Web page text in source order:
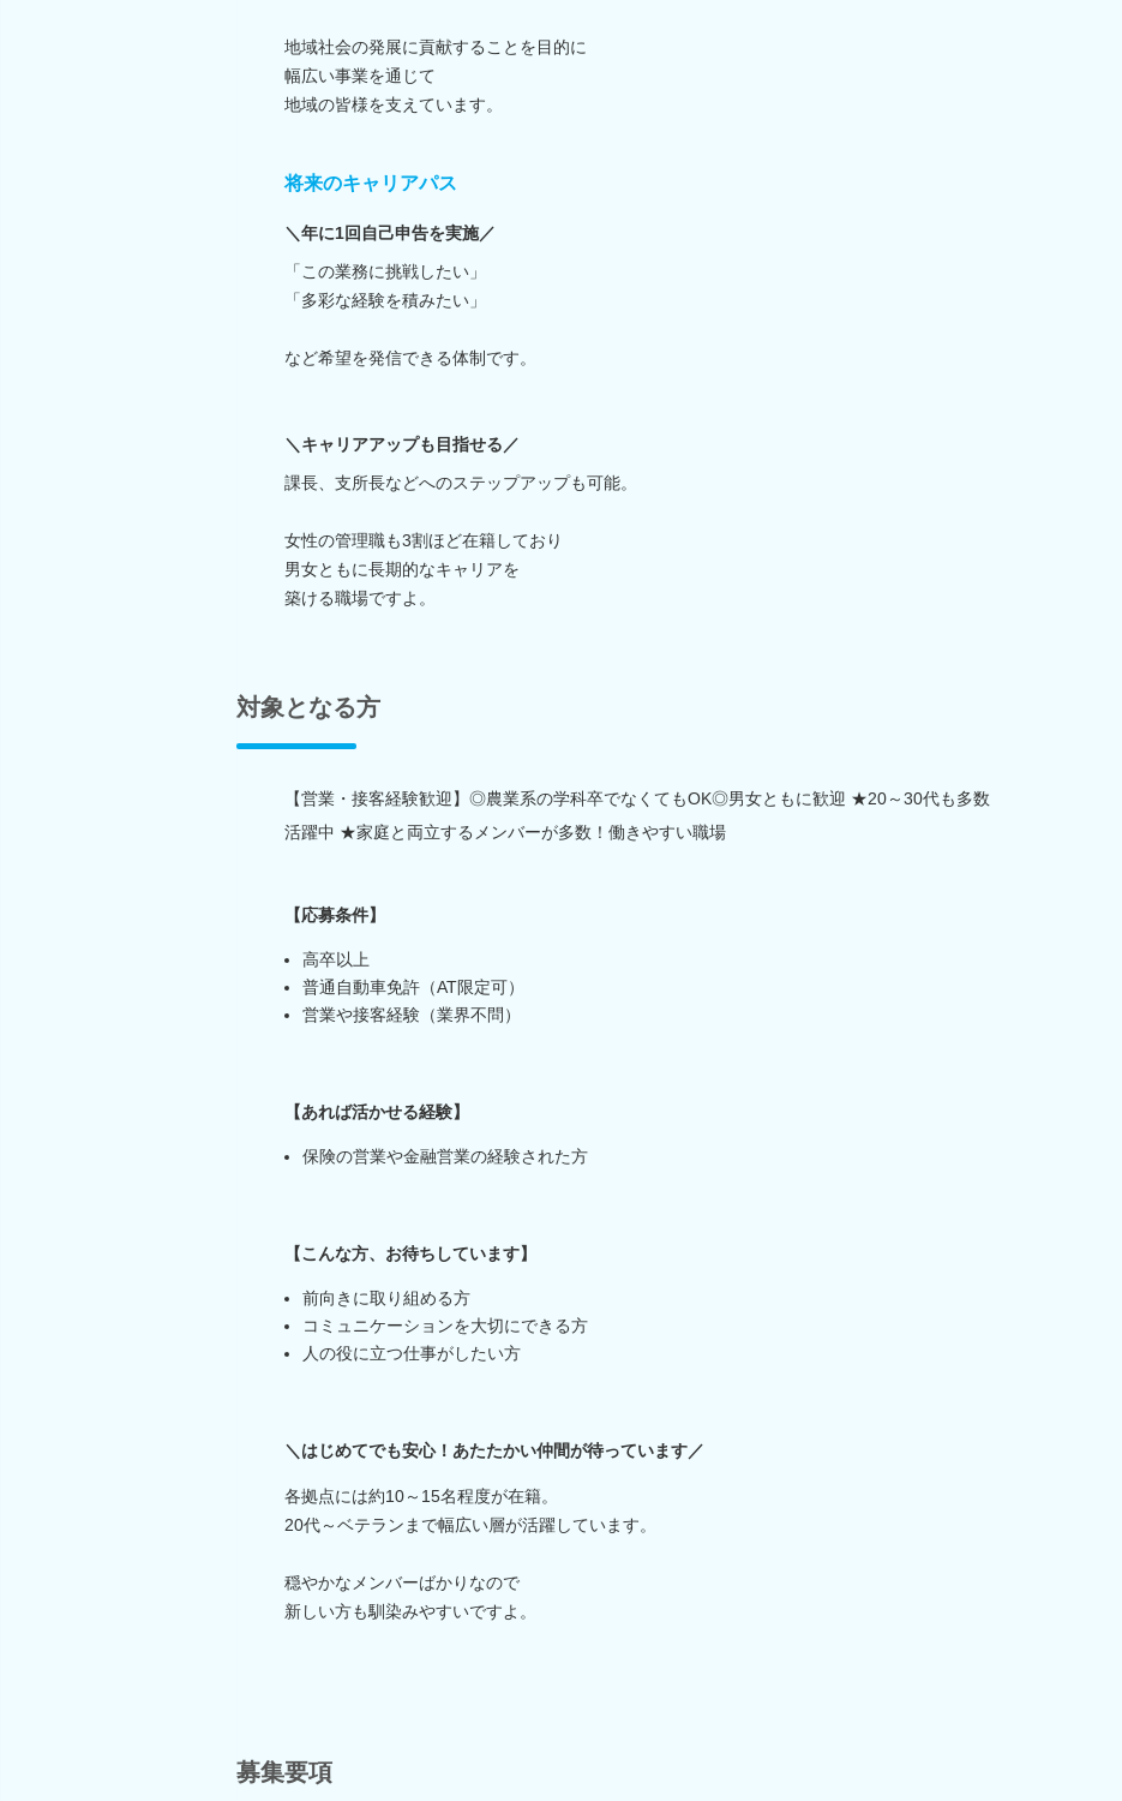
地域社会の発展に貢献することを目的に
幅広い事業を通じて
地域の皆様を支えています。
将来のキャリアパス
＼年に1回自己申告を実施／
「この業務に挑戦したい」
「多彩な経験を積みたい」
など希望を発信できる体制です。
＼キャリアアップも目指せる／
課長、支所長などへのステップアップも可能。
女性の管理職も3割ほど在籍しており
男女ともに長期的なキャリアを
築ける職場ですよ。
対象となる方
【営業・接客経験歓迎】◎農業系の学科卒でなくてもOK◎男女ともに歓迎 ★20～30代も多数
活躍中 ★家庭と両立するメンバーが多数！働きやすい職場
【応募条件】
高卒以上
普通自動車免許（AT限定可）
営業や接客経験（業界不問）
【あれば活かせる経験】
保険の営業や金融営業の経験された方
【こんな方、お待ちしています】
前向きに取り組める方
コミュニケーションを大切にできる方
人の役に立つ仕事がしたい方
＼はじめてでも安心！あたたかい仲間が待っています／
各拠点には約10～15名程度が在籍。
20代～ベテランまで幅広い層が活躍しています。
穏やかなメンバーばかりなので
新しい方も馴染みやすいですよ。
募集要項